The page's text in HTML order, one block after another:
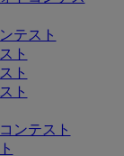
テスト
ト
ト
ト
ンテスト